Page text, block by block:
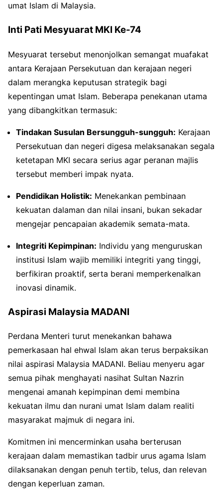
umat Islam di Malaysia.
Inti Pati Mesyuarat MKI Ke-74
Mesyuarat tersebut menonjolkan semangat muafakat
antara Kerajaan Persekutuan dan kerajaan negeri
dalam merangka keputusan strategik bagi
kepentingan umat Islam. Beberapa penekanan utama
yang dibangkitkan termasuk:
Tindakan Susulan Bersungguh-sungguh: Kerajaan
Persekutuan dan negeri digesa melaksanakan segala
ketetapan MKI secara serius agar peranan majlis
tersebut memberi impak nyata.
Pendidikan Holistik: Menekankan pembinaan
kekuatan dalaman dan nilai insani, bukan sekadar
mengejar pencapaian akademik semata-mata.
Integriti Kepimpinan: Individu yang menguruskan
institusi Islam wajib memiliki integriti yang tinggi,
berfikiran proaktif, serta berani memperkenalkan
inovasi dinamik.
Aspirasi Malaysia MADANI
Perdana Menteri turut menekankan bahawa
pemerkasaan hal ehwal Islam akan terus berpaksikan
nilai aspirasi Malaysia MADANI. Beliau menyeru agar
semua pihak menghayati nasihat Sultan Nazrin
mengenai amanah kepimpinan demi membina
kekuatan ilmu dan nurani umat Islam dalam realiti
masyarakat majmuk di negara ini.
Komitmen ini mencerminkan usaha berterusan
kerajaan dalam memastikan tadbir urus agama Islam
dilaksanakan dengan penuh tertib, telus, dan relevan
dengan keperluan zaman.